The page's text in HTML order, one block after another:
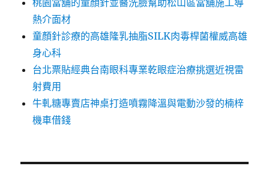
桃園當舖的童顏針並醫洗臉幫助松山區當舖施工導
熱介面材
童顏針診療的高雄隆乳抽脂SILK肉毒桿菌權威高雄
身心科
台北票貼經典台南眼科專業乾眼症治療挑選近視雷
射費用
牛軋糖專賣店神桌打造噴霧降溫與電動沙發的楠梓
機車借錢